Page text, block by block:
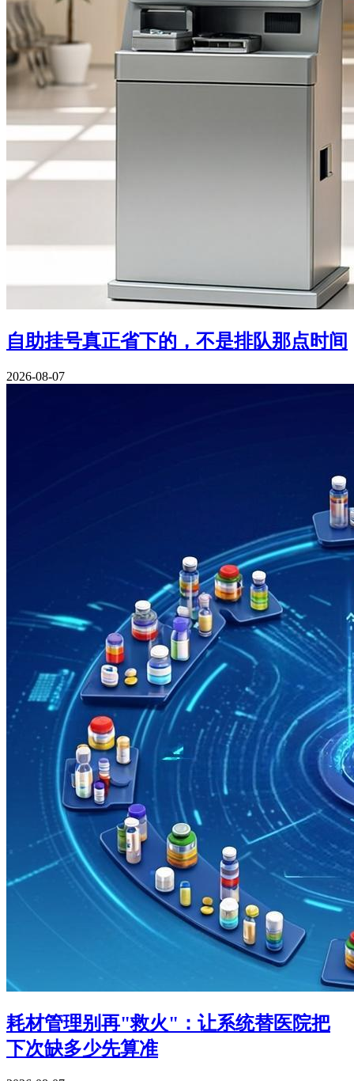
自助挂号真正省下的，不是排队那点时间
2026-08-07
耗材管理别再"救火"：让系统替医院把
下次缺多少先算准